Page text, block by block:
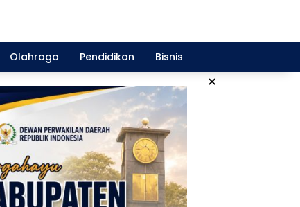
Olahraga Pendidikan Bisnis
×